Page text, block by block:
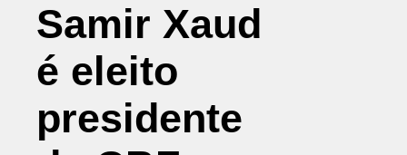
Samir Xaud
é eleito
presidente